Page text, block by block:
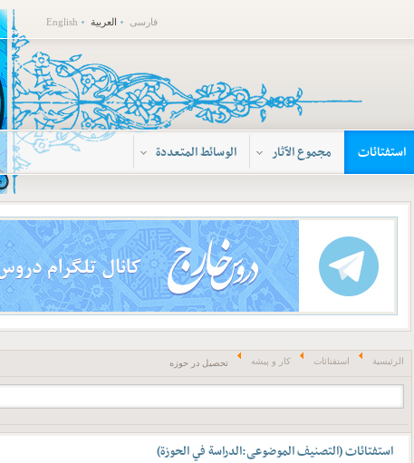
فارسی العربية English
استفتائات مجموع الآثار الوسائط المتعددة
الرئيسية استفتائات کار و پیشه تحصیل در حوزه
استفتائات(التصنیف الموضوعی:الدراسة في الحوزة)